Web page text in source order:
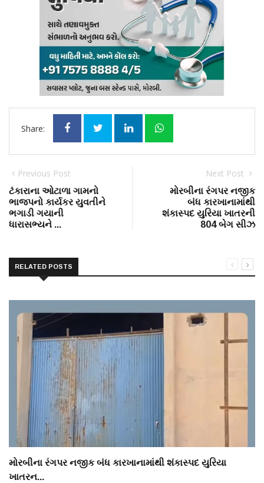
Share:
Previous Post
ટંકારાના ઓટાળા ગામનો
ભાજપનો કાર્યકર યુવતીને
ભગાડી ગયાની
ધારાસભ્યને ...
Next Post
મોરબીના રંગપર નજીક
બંધ કારખાનામાંથી
શંકાસ્પદ યુરિયા ખાતરની
804 બેગ સીઝ
RELATED POSTS
મોરબીના રંગપર નજીક બંધ કારખાનામાંથી શંકાસ્પદ યુરિયા
ખાતરન...